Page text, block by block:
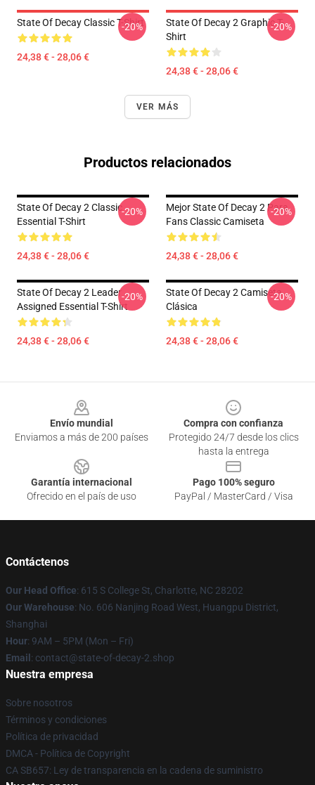
State Of Decay Classic T-Shirt
24,38 € - 28,06 €
-20%
State Of Decay 2 Graphic T-
Shirt
24,38 € - 28,06 €
-20%
VER MÁS
Productos relacionados
State Of Decay 2 Classic
Essential T-Shirt
24,38 € - 28,06 €
-20%
Mejor State Of Decay 2 Para
Fans Classic Camiseta
24,38 € - 28,06 €
-20%
State Of Decay 2 Leader
Assigned Essential T-Shirt
24,38 € - 28,06 €
-20%
State Of Decay 2 Camiseta
Clásica
24,38 € - 28,06 €
-20%
Envío mundial
Enviamos a más de 200 países
Compra con confianza
Protegido 24/7 desde los clics
hasta la entrega
Garantía internacional
Ofrecido en el país de uso
Pago 100% seguro
PayPal / MasterCard / Visa
Contáctenos
Our Head Office: 615 S College St, Charlotte, NC 28202
Our Warehouse: No. 606 Nanjing Road West, Huangpu District,
Shanghai
Hour: 9AM – 5PM (Mon – Fri)
Email : contact@state-of-decay-2.shop
Nuestra empresa
Sobre nosotros
Términos y condiciones
Política de privacidad
DMCA - Política de Copyright
CA SB657: Ley de transparencia en la cadena de suministro